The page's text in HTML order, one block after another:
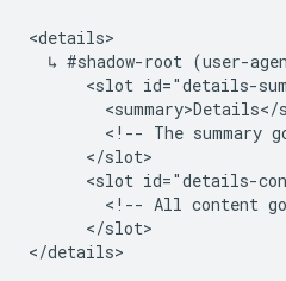
<details>
↳ #shadow-root (user-
<slot id="details-
<summary>Details</
<!-- The summary
      </slot>
<slot id="details-
<!-- All content
      </slot>